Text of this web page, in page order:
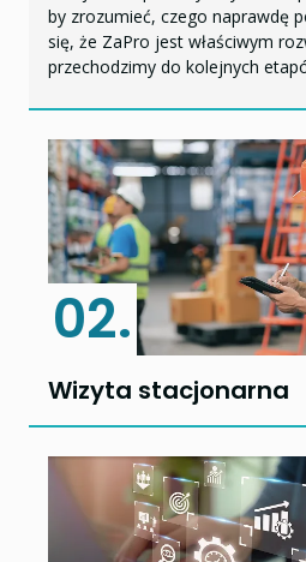
by zrozumieć, czego naprawdę
się, że ZaPro jest właściwym
przechodzimy do kolejnych
02.
Wizyta stacjonarna